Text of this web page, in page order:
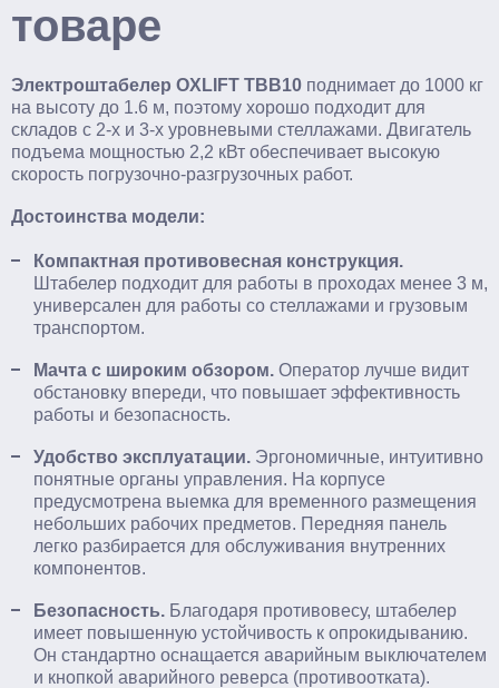
товаре
Электроштабелер OXLIFT TBB10 поднимает до 1000 кг
на высоту до 1.6 м, поэтому хорошо подходит для
складов с 2-х и 3-х уровневыми стеллажами. Двигатель
подъема мощностью 2,2 кВт обеспечивает высокую
скорость погрузочно-разгрузочных работ.
Достоинства модели:
Компактная противовесная конструкция.
Штабелер подходит для работы в проходах менее 3 м,
универсален для работы со стеллажами и грузовым
транспортом.
Мачта с широким обзором. Оператор лучше видит
обстановку впереди, что повышает эффективность
работы и безопасность.
Удобство эксплуатации. Эргономичные, интуитивно
понятные органы управления. На корпусе
предусмотрена выемка для временного размещения
небольших рабочих предметов. Передняя панель
легко разбирается для обслуживания внутренних
компонентов.
Безопасность. Благодаря противовесу, штабелер
имеет повышенную устойчивость к опрокидыванию.
Он стандартно оснащается аварийным выключателем
и кнопкой аварийного реверса (противоотката).